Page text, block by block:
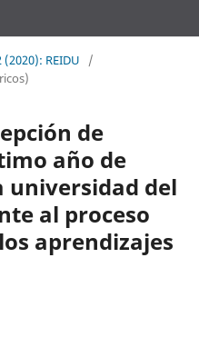
REIDU
/
de
año de
universidad del
al proceso
aprendizajes